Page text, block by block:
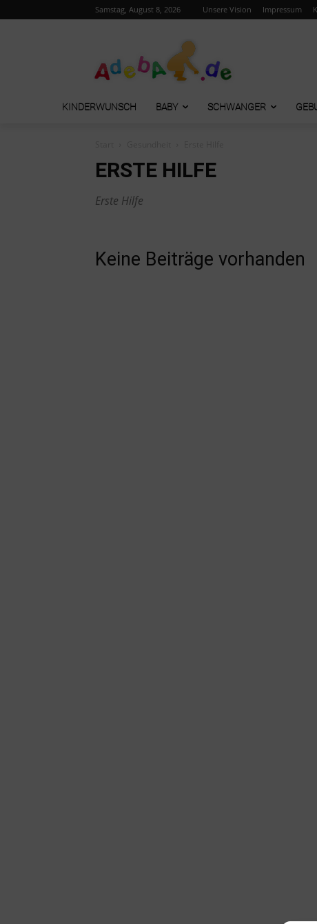
Samstag, August 8, 2026 Unsere Vision Impressum
KINDERWUNSCH BABY SCHWANGER
ERSTE HILFE
Erste Hilfe
Keine Beiträge vorhanden